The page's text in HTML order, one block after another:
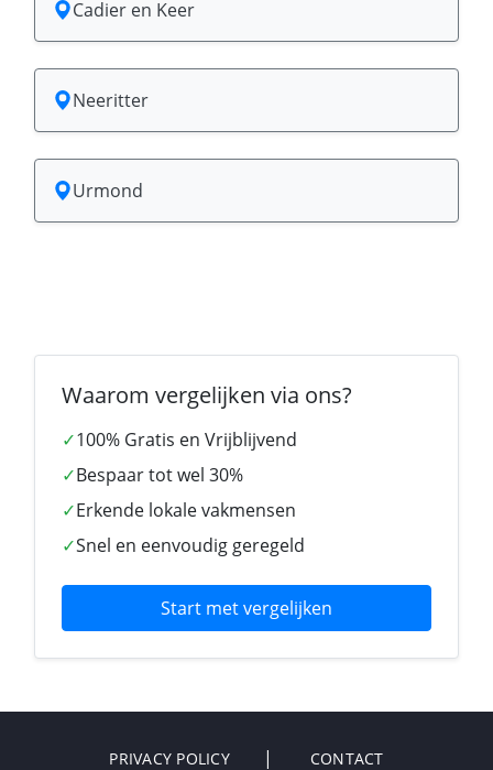
Cadier en Keer
Neeritter
Urmond
Waarom vergelijken via ons?
✓100% Gratis en Vrijblijvend
✓Bespaar tot wel 30%
✓Erkende lokale vakmensen
✓Snel en eenvoudig geregeld
Start met vergelijken
PRIVACY POLICY CONTACT